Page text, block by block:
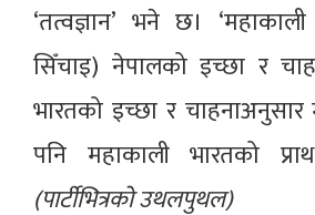
‘तत्वज्ञान’ भने छ।
सिँचाइ) नेपालको इच्छा र
भारतको इच्छा र चाहनाअनुसार
पनि महाकाली भारतको
(पार्टीभित्रको उथलपुथल)